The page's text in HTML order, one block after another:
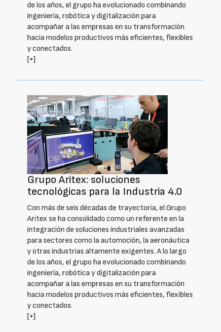
de los años, el grupo ha evolucionado combinando
ingeniería, robótica y digitalización para
acompañar a las empresas en su transformación
hacia modelos productivos más eficientes, flexibles
y conectados.
[+]
Grupo Aritex: soluciones
tecnológicas para la Industria 4.0
Con más de seis décadas de trayectoria, el Grupo
Aritex se ha consolidado como un referente en la
integración de soluciones industriales avanzadas
para sectores como la automoción, la aeronáutica
y otras industrias altamente exigentes. A lo largo
de los años, el grupo ha evolucionado combinando
ingeniería, robótica y digitalización para
acompañar a las empresas en su transformación
hacia modelos productivos más eficientes, flexibles
y conectados.
[+]